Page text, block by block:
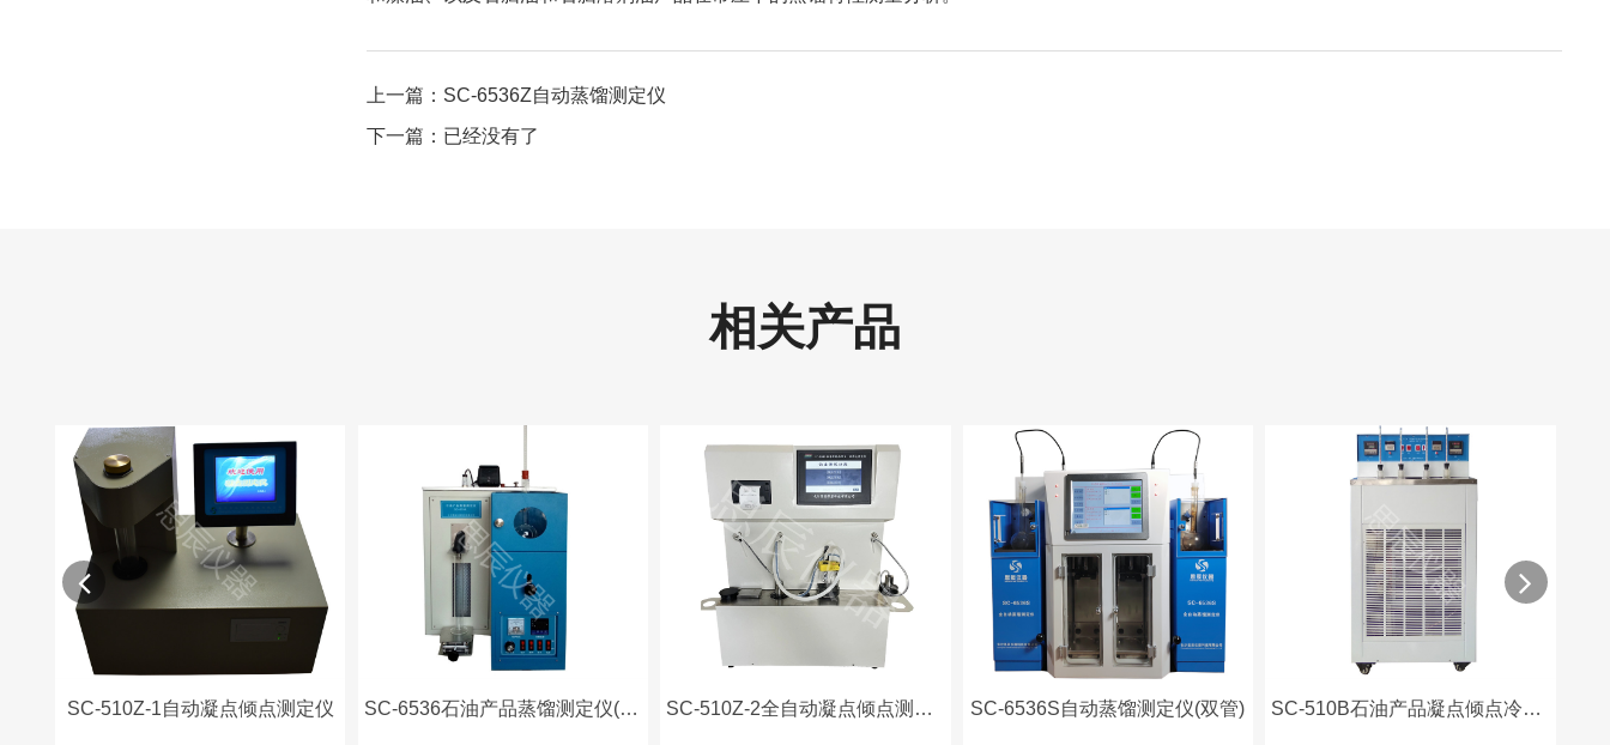
上一篇：SC-6536Z自动蒸馏测定仪
下一篇：已经没有了
相关产品
SC-510Z-1自动凝点倾点测定仪 SC-6536石油产品蒸馏测定仪(不带制冷) SC-510Z-2全自动凝点倾点测定仪（金属浴） SC-6536S自动蒸馏测定仪(双管) SC-510B石油产品凝点倾点冷滤点测定仪